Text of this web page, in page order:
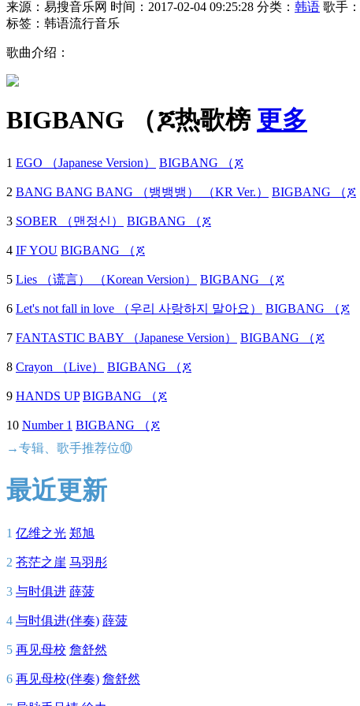
来源：易搜音乐网 时间：2017-02-04 09:25:28 分类： 韩语 歌手：
标签：韩语流行音乐
歌曲介绍：
BIGBANG （ጆ热歌榜 更多
1 EGO （Japanese Version） BIGBANG （ጆ
2 BANG BANG BANG （뱅뱅뱅） （KR Ver.） BIGBANG （ጆ
3 SOBER （맨정신） BIGBANG （ጆ
4 IF YOU BIGBANG （ጆ
5 Lies （谎言） （Korean Version） BIGBANG （ጆ
6 Let's not fall in love （우리 사랑하지 말아요） BIGBANG （ጆ
7 FANTASTIC BABY （Japanese Version） BIGBANG （ጆ
8 Crayon （Live） BIGBANG （ጆ
9 HANDS UP BIGBANG （ጆ
10 Number 1 BIGBANG （ጆ
→专辑、歌手推荐位⑩
最近更新
1 亿维之光 郑旭
2 苍茫之崖 马羽彤
3 与时俱进 薛菠
4 与时俱进(伴奏) 薛菠
5 再见母校 詹舒然
6 再见母校(伴奏) 詹舒然